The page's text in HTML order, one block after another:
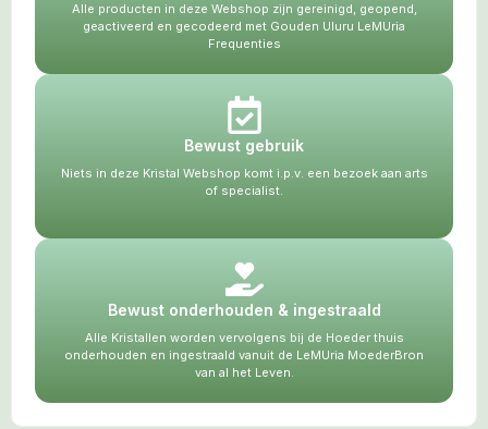
Alle producten in deze Webshop zijn gereinigd, geopend,
geactiveerd en gecodeerd met Gouden Uluru LeMUria
Frequenties
Bewust gebruik
Niets in deze Kristal Webshop komt i.p.v. een bezoek aan arts
of specialist.
Bewust onderhouden & ingestraald
Alle Kristallen worden vervolgens bij de Hoeder thuis
onderhouden en ingestraald vanuit de LeMUria MoederBron
van al het Leven.